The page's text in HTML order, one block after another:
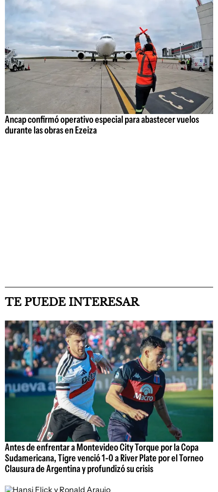
Ancap confirmó operativo especial para abastecer vuelos
durante las obras en Ezeiza
TE PUEDE INTERESAR
Antes de enfrentar a Montevideo City Torque por la Copa
Sudamericana, Tigre venció 1-0 a River Plate por el Torneo
Clausura de Argentina y profundizó su crisis